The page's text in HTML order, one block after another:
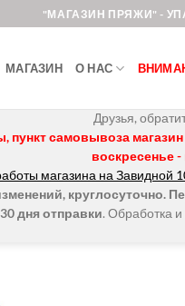
"МАГАЗИН ПРЯЖИ" -
МАГАЗИН О НАС
Друзья,
самовывоза
воскресенье -
магазина на Завидной
круглосуточно.
дня отправки. Обработка